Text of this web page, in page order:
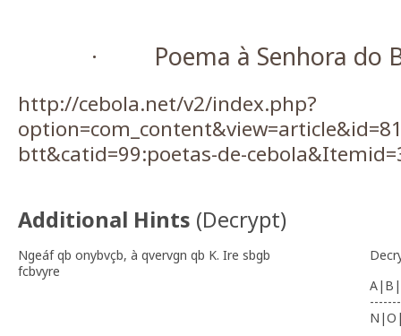
· Poema à Senhora do
http://cebola.net/v2/index.php?
btt&catid=99:poetas-de-
Additional Hints (Decrypt)
Ngeáf qb onybvçb, à qvervgn qb K. Ire sbgb
fcbvyre